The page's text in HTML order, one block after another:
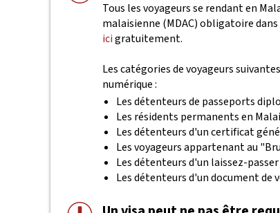
Tous les voyageurs se rendant en
malaisienne (MDAC) obligatoire
icigratuitement.
Les catégories de voyageurs
numérique :
Les détenteurs de passeports
Les résidents permanents en
Les détenteurs d'un certificat
Les voyageurs appartenant au
Les détenteurs d'un laissez-
Les détenteurs d'un document